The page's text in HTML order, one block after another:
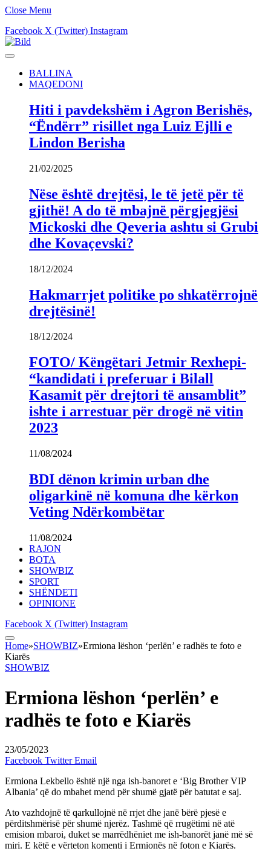
Close Menu
Facebook X (Twitter) Instagram
BALLINA
MAQEDONI
Hiti i pavdekshëm i Agron Berishës,
“Ëndërr” risillet nga Luiz Ejlli e
Lindon Berisha
21/02/2025
Nëse është drejtësi, le të jetë për të
gjithë! A do të mbajnë përgjegjësi
Mickoski dhe Qeveria ashtu si Grubi
dhe Kovaçevski?
18/12/2024
Hakmarrjet politike po shkatërrojnë
drejtësinë!
18/12/2024
FOTO/ Këngëtari Jetmir Rexhepi-
“kandidati i preferuar i Bilall
Kasamit për drejtori të ansamblit”
ishte i arrestuar për drogë në vitin
2023
11/08/2024
BDI dënon krimin urban dhe
oligarkinë në komuna dhe kërkon
Veting Ndërkombëtar
11/08/2024
RAJON
BOTA
SHOWBIZ
SPORT
SHËNDETI
OPINIONE
Facebook X (Twitter) Instagram
Home»SHOWBIZ»Ermiona lëshon ‘perlën’ e radhës te foto e
Kiarës
SHOWBIZ
Ermiona lëshon ‘perlën’ e
radhës te foto e Kiarës
23/05/2023
Facebook Twitter Email
Ermiona Lekbello është një nga ish-banoret e ‘Big Brother VIP
Albania’ që do mbahet mend për shumë gjatë për batutat e saj.
Ato vazhdojnë të qarkullojnë në rrjet dhe janë bërë pjesë e
përditshmërisë për shumë njerëz. Tashmë që rrugëtimi në atë
emision mbaroi, duket se marrëdhëniet me ish-banorët janë më së
miri. E këtë e vërteton komenti i Ermionës në foton e Kiarës.